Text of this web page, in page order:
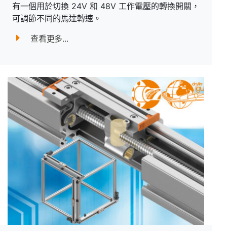
有一個用於切換 24V 和 48V 工作電壓的轉換開關，
可調節不同的馬達轉速。
查看更多...